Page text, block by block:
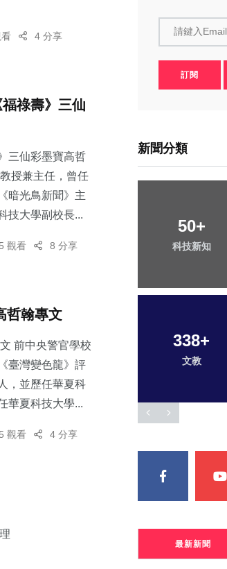
4 分享
福祿壽》三仙
三仙彩墨寶高哲
授兼主任，曾任
暗光鳥新聞》主
技大學副校長...
觀看 8 分享
哲翰專文
前中央警官學校
臺灣變色龍》評
，並歷任華夏科
華夏科技大學...
觀看 4 分享
請鍵入Email
訂閱
新聞分類
50+
科技新知
338+
文教
96+
宗教
294+
健康
最新新聞